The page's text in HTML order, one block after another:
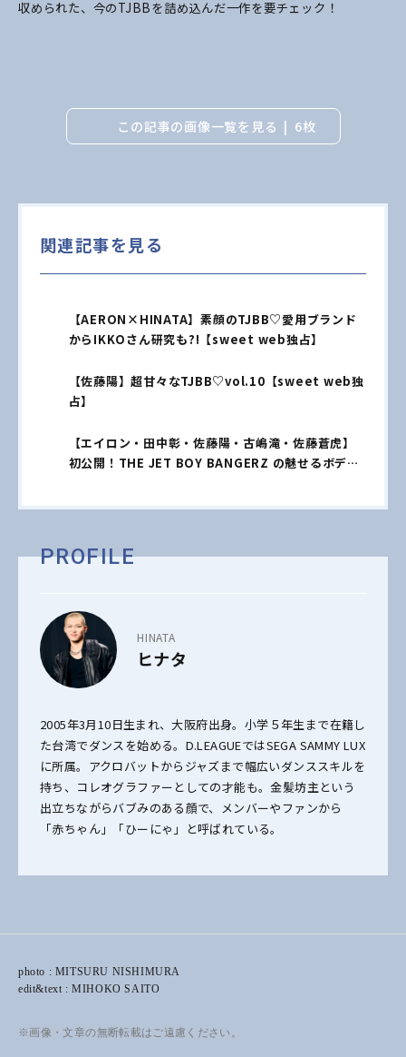
収められた、今のTJBBを詰め込んだ一作を要チェック！
この記事の画像一覧を見る 6枚
関連記事を見る
【AERON×HINATA】素顔のTJBB♡愛用ブランド
からIKKOさん研究も?!【sweet web独占】
【佐藤陽】超甘々なTJBB♡vol.10【sweet web独
占】
【エイロン・田中彰・佐藤陽・古嶋滝・佐藤蒼虎】
初公開！THE JET BOY BANGERZ の魅せるボディ
PROFILE
HINATA
ヒナタ
2005年3月10日生まれ、大阪府出身。小学５年生まで在籍し
た台湾でダンスを始める。D.LEAGUEではSEGA SAMMY LUX
に所属。アクロバットからジャズまで幅広いダンススキルを
持ち、コレオグラファーとしての才能も。金髪坊主という
出立ちながらバブみのある顔で、メンバーやファンから
「赤ちゃん」「ひーにゃ」と呼ばれている。
photo : MITSURU NISHIMURA
edit&text : MIHOKO SAITO
※画像・文章の無断転載はご遠慮ください。